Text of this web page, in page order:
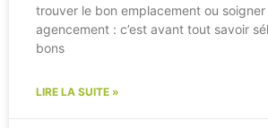
trouver le bon emplacement ou soigner
agencement : c’est avant tout savoir
bons
LIRE LA SUITE »